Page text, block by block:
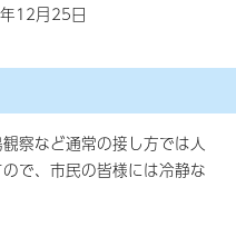
12月25日
察など通常の接し方では人
で、市民の皆様には冷静な